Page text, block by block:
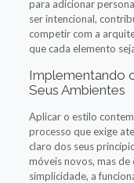
para adicionar
ser intencional,
competir com a
que cada elemento
Implementando
Seus Ambientes
Aplicar o estilo
processo que exige
claro dos seus
móveis novos, mas
simplicidade, a